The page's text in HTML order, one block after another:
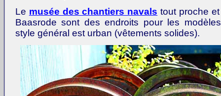
Le musée des chantiers navals tout proche
Baasrode sont des endroits pour les
style général est urban (vêtements solides).